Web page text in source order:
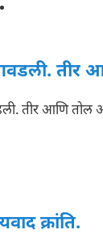
तीर
तीर आणि तोल
क्रांति.